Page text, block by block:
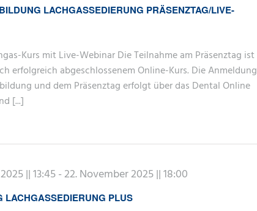
LACHGASSEDIERUNG PRÄSENZTAG/LIVE-
Kurs mit Live-Webinar Die Teilnahme am Präsenztag ist
erfolgreich abgeschlossenem Online-Kurs. Die Anmeldung
und dem Präsenztag erfolgt über das Dental Online
[...]
LACHGASSEDIERUNG PLUS
|| 13:45-22. November 2025 || 18:00